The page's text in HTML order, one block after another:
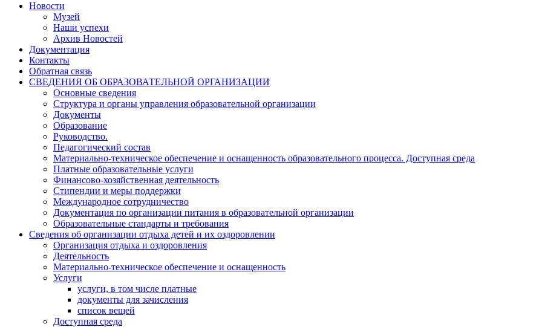
Новости
Музей
Наши успехи
Архив Новостей
Документация
Контакты
Обратная связь
СВЕДЕНИЯ ОБ ОБРАЗОВАТЕЛЬНОЙ ОРГАНИЗАЦИИ
Основные сведения
Структура и органы управления образовательной организации
Документы
Образование
Руководство.
Педагогический состав
Материально-техническое обеспечение и оснащенность образовательного процесса. Доступная среда
Платные образовательные услуги
Финансово-хозяйственная деятельность
Стипендии и меры поддержки
Международное сотрудничество
Документация по организации питания в образовательной организации
Образовательные стандарты и требования
Сведения об организации отдыха детей и их оздоровлении
Организация отдыха и оздоровления
Деятельность
Материально-техническое обеспечение и оснащенность
Услуги
услуги, в том числе платные
документы для зачисления
список вещей
Доступная среда